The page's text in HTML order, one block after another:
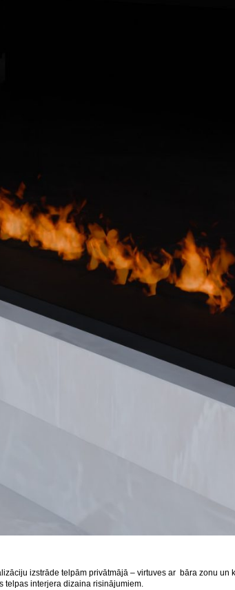
izstrāde telpām privātmājā – virtuves ar bāra zonu un
telpas interjera dizaina risinājumiem.